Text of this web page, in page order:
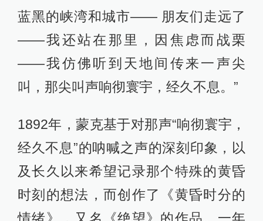
蓝黑的峡湾和城市—— 朋友们走远了
——我还站在那里，因焦虑而战栗
——我仿佛听到天地间传来一声尖
叫，那尖叫声响彻寰宇，经久不息。”
1892年，蒙克基于对那声“响彻寰宇，
经久不息”的呐喊之声的深刻印象，以
及长久以来希望记录那个特殊的黄昏
时刻的想法，而创作了《黄昏时分的